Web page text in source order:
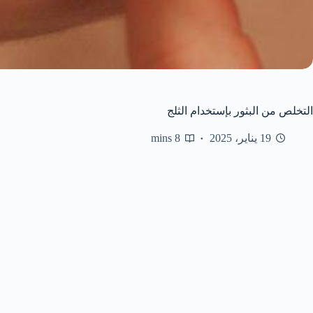
التخلص من البثور بإستخدام الثلج
19 يناير، 2025 8 mins